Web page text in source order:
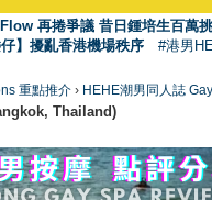
再捲爭議 昔日鍾培生百萬
】擾亂香港機場秩序 #港男
重點推介 › HEHE潮男同人誌
Thailand)